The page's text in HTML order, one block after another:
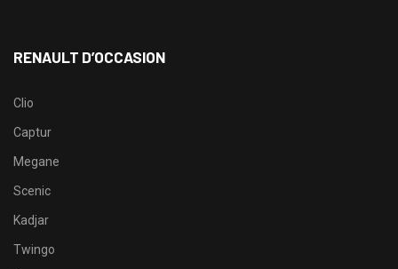
RENAULT D’OCCASION
Clio
Captur
Megane
Scenic
Kadjar
Twingo